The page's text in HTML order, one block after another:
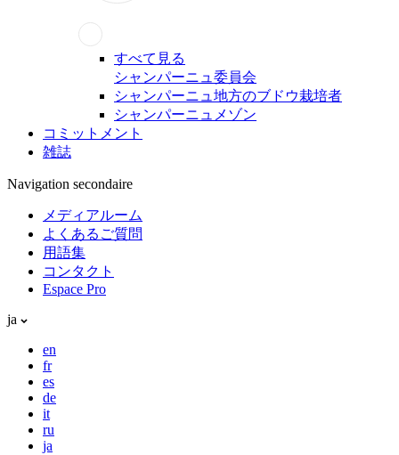
すべて見る
シャンパーニュ委員会
シャンパーニュ地方のブドウ栽培者
シャンパーニュメゾン
コミットメント
雑誌
Navigation secondaire
メディアルーム
よくあるご質問
用語集
コンタクト
Espace Pro
ja
en
fr
es
de
it
ru
ja